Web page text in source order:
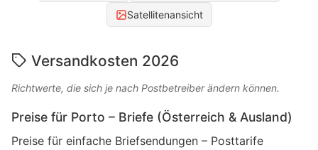
Satellitenansicht
Versandkosten 2026
Richtwerte, die sich je nach Postbetreiber ändern können.
Preise für Porto – Briefe (Österreich & Ausland)
Preise für einfache Briefsendungen – Posttarife